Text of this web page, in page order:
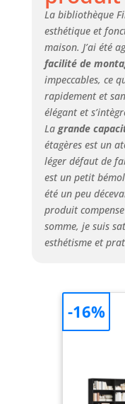
La bibliothèque
esthétique et
maison. J’ai été
facilité de
impeccables, ce
rapidement et
élégant et
La grande
étagères est un
léger défaut de
est un petit
été un peu
produit
somme, je suis
esthétisme et
-16%